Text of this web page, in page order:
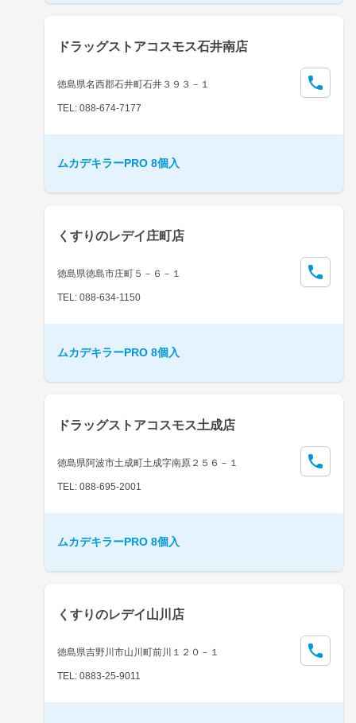
ドラッグストアコスモス石井南店
徳島県名西郡石井町石井３９３－１
TEL: 088-674-7177
ムカデキラーPRO 8個入
くすりのレデイ庄町店
徳島県徳島市庄町５－６－１
TEL: 088-634-1150
ムカデキラーPRO 8個入
ドラッグストアコスモス土成店
徳島県阿波市土成町土成字南原２５６－１
TEL: 088-695-2001
ムカデキラーPRO 8個入
くすりのレデイ山川店
徳島県吉野川市山川町前川１２０－１
TEL: 0883-25-9011